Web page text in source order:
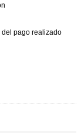
pago realizado